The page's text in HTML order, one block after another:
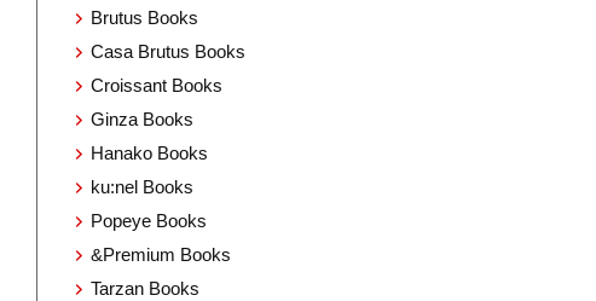
Brutus Books
Casa Brutus Books
Croissant Books
Ginza Books
Hanako Books
ku:nel Books
Popeye Books
&Premium Books
Tarzan Books